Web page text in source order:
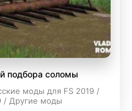
подбора соломы
моды для FS 2019 /
/ Другие моды